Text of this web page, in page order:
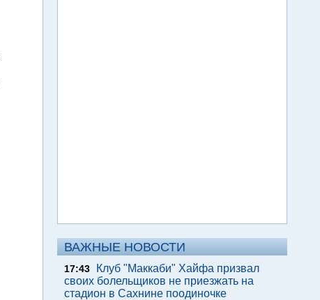
ВАЖНЫЕ НОВОСТИ
17:43
Клуб "Маккаби" Хайфа призвал
своих болельщиков не приезжать на
стадион в Сахнине поодиночке